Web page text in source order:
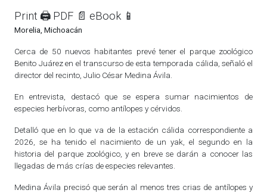
Print 🖨 PDF 📄 eBook 📱
Morelia, Michoacán
Cerca de 50 nuevos habitantes prevé tener el parque zoológico
Benito Juárez en el transcurso de esta temporada cálida, señaló el
director del recinto, Julio César Medina Ávila.
En entrevista, destacó que se espera sumar nacimientos de
especies herbívoras, como antílopes y cérvidos.
Detalló que en lo que va de la estación cálida correspondiente a
2026, se ha tenido el nacimiento de un yak, el segundo en la
historia del parque zoológico, y en breve se darán a conocer las
llegadas de más crías de especies relevantes.
Medina Ávila precisó que serán al menos tres crias de antílopes y